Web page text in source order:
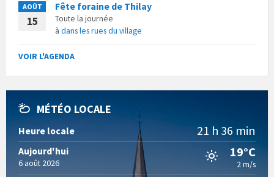
AOÛT
15
Fête foraine de Thilay
Toute la journée
à dans les rues du village
VOIR L'AGENDA
MÉTÉO LOCALE
Heure locale 21 h 36 min
Aujourd'hui
6 août 2026
19°C
2 m/s